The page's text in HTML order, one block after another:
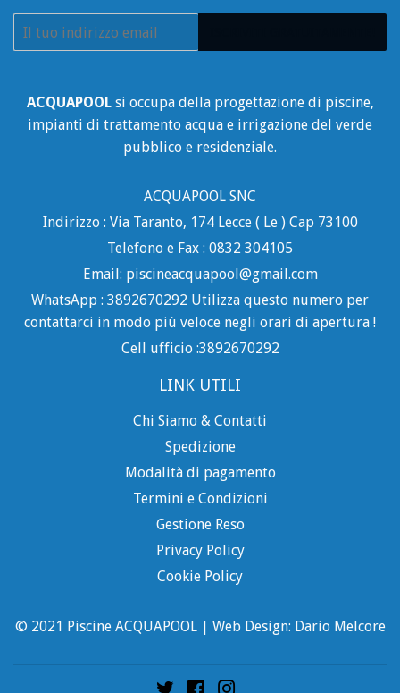
E-
ACQUAPOOLsi occupa della progettazione di piscine,
impianti di trattamento acqua e irrigazione del verde
pubblico e residenziale.
ACQUAPOOL SNC
Indirizzo : Via Taranto, 174 Lecce ( Le ) Cap 73100
Telefono e Fax : 0832 304105
Email: piscineacquapool@gmail.com
WhatsApp : 3892670292 Utilizza questo numero per
contattarci in modo più veloce negli orari di apertura !
Cell ufficio :3892670292
LINK UTILI
Chi Siamo & Contatti
Spedizione
Modalità di pagamento
Termini e Condizioni
Gestione Reso
Privacy Policy
Cookie Policy
© 2021 Piscine ACQUAPOOL | Web Design: Dario Melcore